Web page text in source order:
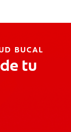
BUCAL
tu